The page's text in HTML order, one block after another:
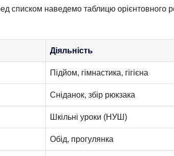
списком наведемо таблицю
Діяльність
Підйом, гімнастика, гігієна
Сніданок, збір рюкзака
Шкільні уроки (НУШ)
Обід, прогулянка